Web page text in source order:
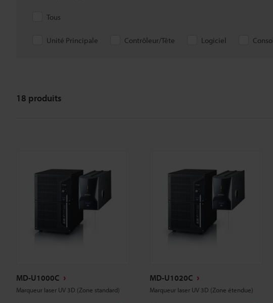
Tous
Unité Principale Contrôleur/Tête Logiciel
18 produits
MD-U1000C
Marqueur laser UV 3D (Zone standard)
MD-U1020C
Marqueur laser UV 3D (Zone étendue)